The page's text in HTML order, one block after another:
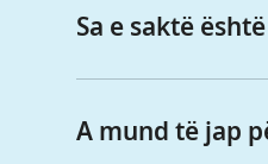
Sa e saktë
A mund të jap